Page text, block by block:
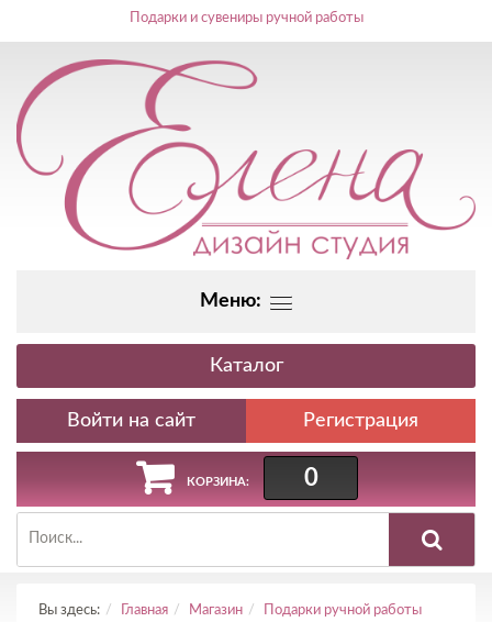
Подарки и сувениры ручной работы
Меню:
Каталог
Регистрация
КОРЗИНА: 0
Вы здесь: Главная Магазин
Подарки ручной работы